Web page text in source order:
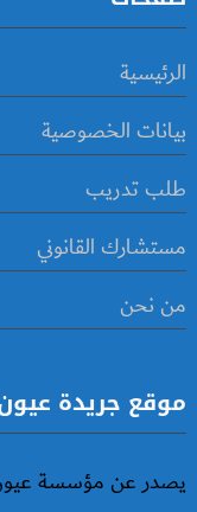
الرئيسية
بيانات الخصوصية
طلب تدريب
مستشارك القانوني
من نحن
موقع جريدة
يصدر عن مؤسسة عيون